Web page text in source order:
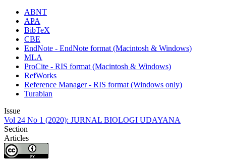
ABNT
APA
BibTeX
CBE
EndNote - EndNote format (Macintosh & Windows)
MLA
ProCite - RIS format (Macintosh & Windows)
RefWorks
Reference Manager - RIS format (Windows only)
Turabian
Issue
Vol 24 No 1 (2020): JURNAL BIOLOGI UDAYANA
Section
Articles